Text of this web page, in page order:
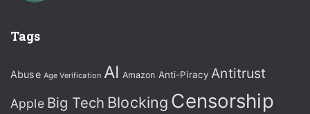
Tags
Abuse Age Verification AI Amazon Anti-Piracy Antitrust
Apple Big Tech Blocking Censorship